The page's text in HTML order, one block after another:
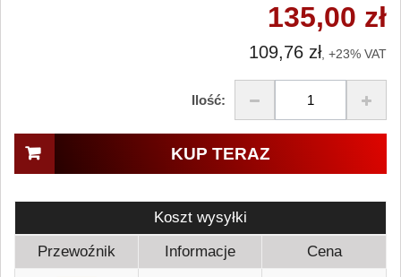
135,00 zł
109,76 zł, +23% VAT
Ilość:
KUP TERAZ
Koszt wysyłki
Przewoźnik
Informacje Cena